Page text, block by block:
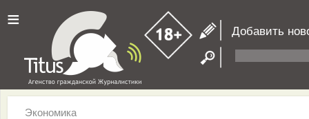
≡ Добавить
Экономика